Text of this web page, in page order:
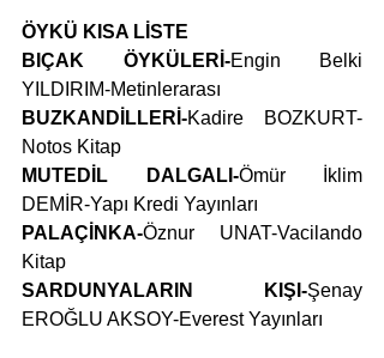
ÖYKÜ KISA LİSTE
BIÇAK ÖYKÜLERİ-Engin Belki
YILDIRIM-Metinlerarası
BUZKANDİLLERİ-Kadire BOZKURT-
Notos Kitap
MUTEDİL DALGALI-Ömür İklim
DEMİR-Yapı Kredi Yayınları
PALAÇİNKA-Öznur UNAT-Vacilando
Kitap
SARDUNYALARIN KIŞI-Şenay
EROĞLU AKSOY-Everest Yayınları